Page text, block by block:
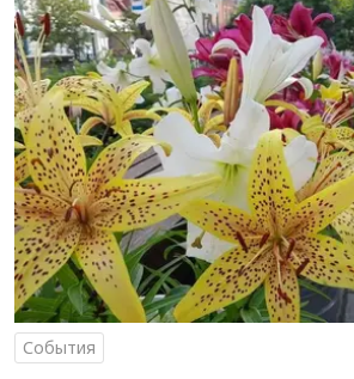
События